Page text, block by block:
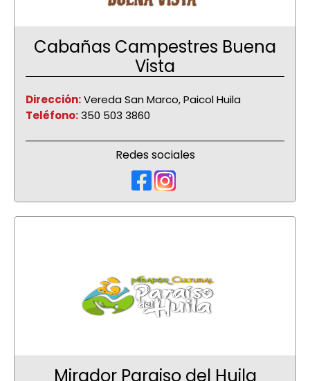
Cabañas Campestres Buena
Vista
Dirección:Vereda San Marco, Paicol Huila
Teléfono:350 503 3860
Redes sociales
Mirador Paraiso del Huila